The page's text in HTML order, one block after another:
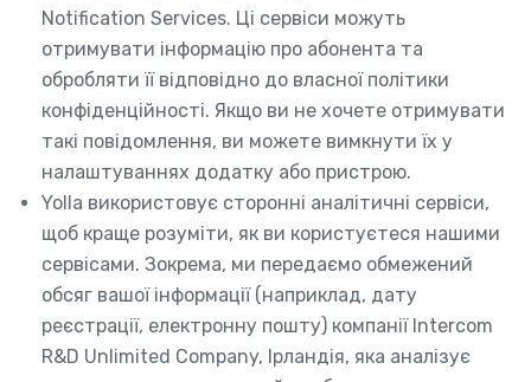
Notification Services. Ці сервіси можуть
отримувати інформацію про абонента та
обробляти її відповідно до власної політики
конфіденційності. Якщо ви не хочете отримувати
такі повідомлення, ви можете вимкнути їх у
налаштуваннях додатку або пристрою.
Yolla використовує сторонні аналітичні сервіси,
щоб краще розуміти, як ви користуєтеся нашими
сервісами. Зокрема, ми передаємо обмежений
обсяг вашої інформації (наприклад, дату
реєстрації, електронну пошту) компанії Intercom
R&D Unlimited Company, Ірландія, яка аналізує